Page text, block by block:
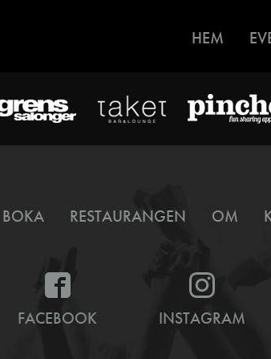
HEM
BOKA RESTAURANGEN OM
FACEBOOK INSTAGRAM